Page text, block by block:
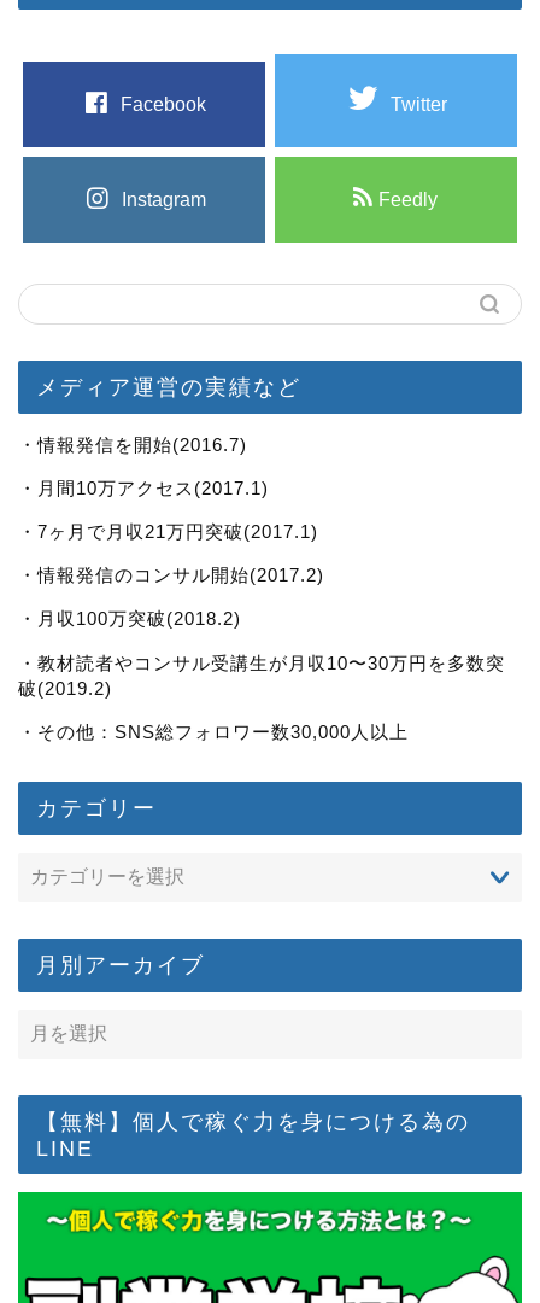
Facebook Twitter
Instagram Feedly
メディア運営の実績など
・情報発信を開始(2016.7)
・月間10万アクセス(2017.1)
・7ヶ月で月収21万円突破(2017.1)
・情報発信のコンサル開始(2017.2)
・月収100万突破(2018.2)
・教材読者やコンサル受講生が月収10〜30万円を多数突
破(2019.2)
・その他：SNS総フォロワー数30,000人以上
カテゴリー
月別アーカイブ
【無料】個人で稼ぐ力を身につける為の
LINE